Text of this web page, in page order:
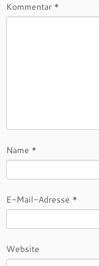
Kommentar *
Name *
E-Mail-Adresse *
Website